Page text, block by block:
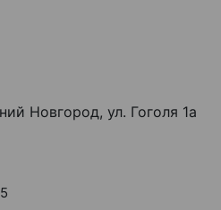
Новгород, ул. Гоголя 1а